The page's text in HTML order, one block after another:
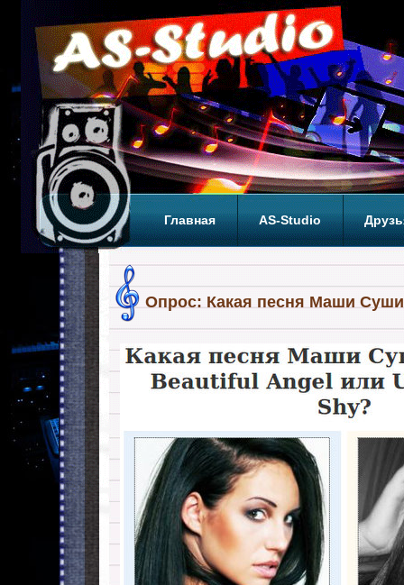
Главная AS-Studio
Опрос: Какая песня Маши